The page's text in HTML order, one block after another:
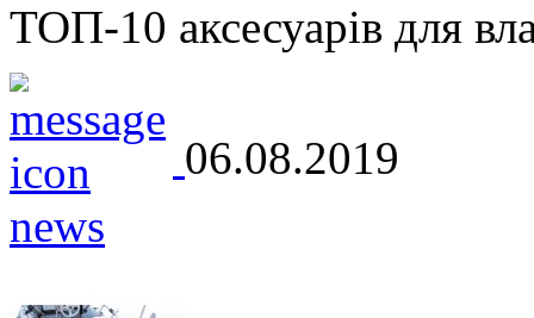
ТОП-10 аксесуарів для
06.08.2019